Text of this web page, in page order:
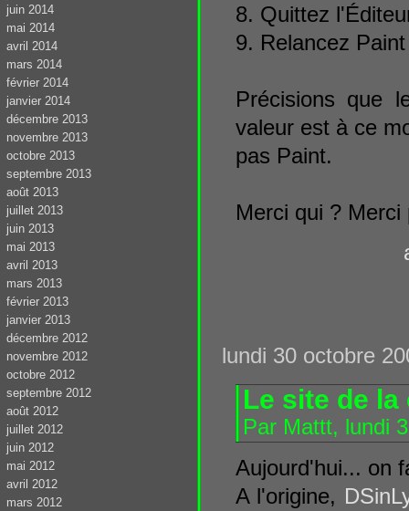
8. Quittez
9. Relancez
Précisions que
valeur est à ce
pas Paint.
Merci qui ?
lundi 30 octobre
Le site de
Par Mattt, lundi
Aujourd'hui... on
A l'origine,
juin 2014
mai 2014
avril 2014
mars 2014
février 2014
janvier 2014
décembre 2013
novembre 2013
octobre 2013
septembre 2013
août 2013
juillet 2013
juin 2013
mai 2013
avril 2013
mars 2013
février 2013
janvier 2013
décembre 2012
novembre 2012
octobre 2012
septembre 2012
août 2012
juillet 2012
juin 2012
mai 2012
avril 2012
mars 2012